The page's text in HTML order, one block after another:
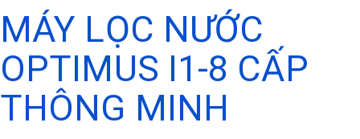
MÁY LỌC NƯỚC
OPTIMUS I1-8 CẤP
THÔNG MINH